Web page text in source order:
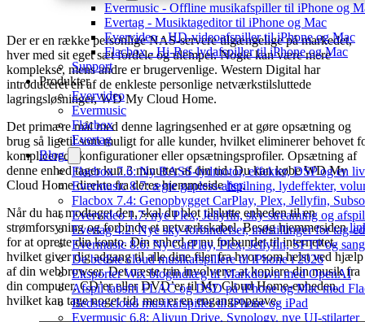
Evermusic - Offline musikafspiller til iPhone og
Evertag - Musiktageditor til iPhone og Mac
Evervideo - HD-videoafspiller til iPhone og Mac
Flacbox - Hi-Res lydafspiller til iPhone og Mac
Support
Produkter
Evervideo
Evermusic
Flacbox
Evertag
Blog
Flacbox 7.6: Ny BASS-lydmotor, effekter, DSP og en
Evermusic 8.7: ægte gapless-afspilning, lydeffekter,
Flacbox 7.4: Genopbygget CarPlay, Plex, Jellyfin,
Evervideo 1.7: nye Plex, Jellyfin, sky-streaming og
Evertag 4.2: Nye sky-forbindelser, indstillinger for tag-
Evermusic 8.6: Ny CarPlay, Plex, Jellyfin, SFTP og
De bedste cloud musikafspillere til iPhone i 2026
Eksporter Wix blogindlæg til Markdown med OpenAI
Afspil tabsfri FLAC og DSD på iPhone og Mac med
Bedste cloud musikafspiller til iPhone og iPad
Evermusic 6.8: Aliyun Drive, Synology, nye UI-stilarter
Der er en række personlige NAS-servere tilgængelige på markedet,
hver med sit eget sæt fordele og ulemper. Nogle kan være mere
komplekse, mens andre er brugervenlige. Western Digital har
introduceret en af de enkleste personlige netværkstilsluttede
lagringsløsninger, WD My Cloud Home.
Det primære mål med denne lagringsenhed er at gøre opsætning og
brug så ligetil som muligt for alle kunder, hvilket eliminerer behovet
komplicerede konfigurationer eller opsætningsprofiler. Opsætning af
denne enhed tager kun 3 minutter af din tid. Du kan købe WD My
Cloud Home direkte fra deres hjemmesideher.
Når du har modtaget den, skal du blot tilslutte enheden til en
strømforsyning og forbinde et netværkskabel. Besøg hjemmesiden
for at oprette din konto. Din enhed er nu forbundet til internettet,
hvilket giver dig adgang til alle dine filer fra hvor som helst ved hjælp
af din webbrowser. Det næste trin involverer at kopiere din musik fra
din computer, CD’er eller DVD’er til My Cloud Home-enheden,
hvilket kan tage noget tid, men er en engangsopgave.